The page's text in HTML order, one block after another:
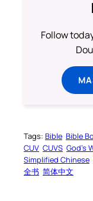
Follow
Tags: Bible Bible
CUV CUVS God’s
Simplified Chinese
全书 简体中文